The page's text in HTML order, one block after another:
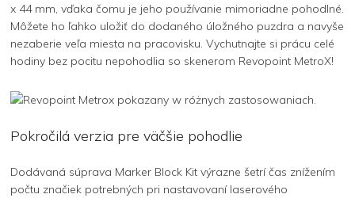
x 44 mm, vďaka čomu je jeho používanie mimoriadne pohodlné.
Môžete ho ľahko uložiť do dodaného úložného puzdra a navyše
nezaberie veľa miesta na pracovisku. Vychutnajte si prácu celé
hodiny bez pocitu nepohodlia so skenerom Revopoint MetroX!
Pokročilá verzia pre väčšie pohodlie
Dodávaná súprava Marker Block Kit výrazne šetrí čas znížením
počtu značiek potrebných pri nastavovaní laserového